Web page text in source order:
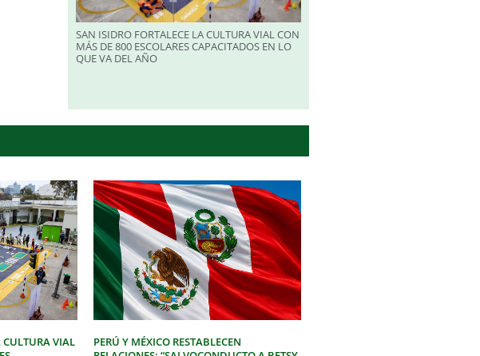
SAN ISIDRO FORTALECE LA CULTURA VIAL CON
MÁS DE 800 ESCOLARES CAPACITADOS EN LO
QUE VA DEL AÑO
CULTURA VIAL
PERÚ Y MÉXICO RESTABLECEN